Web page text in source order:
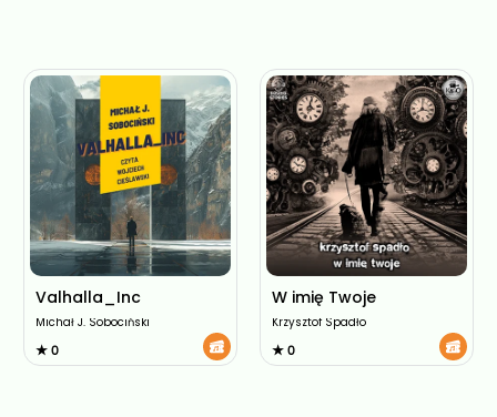
Valhalla_Inc
Michał J. Sobociński
★ 0
W imię Twoje
Krzysztof Spadło
★ 0